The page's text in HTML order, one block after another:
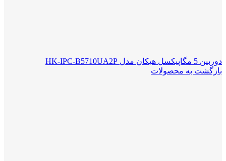
دوربین 5 مگاپیکسل هیکان مدل HK-IPC-B5710UA2P
بازگشت به محصولات